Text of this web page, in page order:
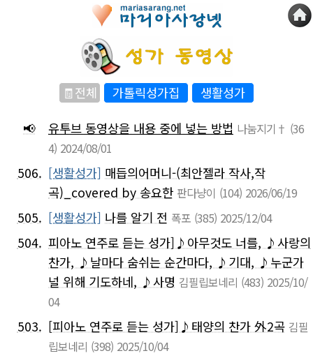
🧾전체 가톨릭성가집 생활성가
📢 유투브 동영상을 내용 중에 넣는 방법 나눔지기† (36
4) 2024/08/01
506. [생활성가] 매듭의어머니-(최안젤라 작사,작
곡)_covered by 송요한 판다냥이 (104) 2026/06/19
505. [생활성가] 나를 알기 전 폭포 (385) 2025/12/04
504. 피아노 연주로 듣는 성가]♪아무것도 너를, ♪사랑의
찬가, ♪날마다 숨쉬는 순간마다, ♪기대, ♪누군가
널 위해 기도하네, ♪사명 김필립보네리 (483) 2025/10/
04
503. [피아노 연주로 듣는 성가]♪태양의 찬가 外2곡 김필
립보네리 (398) 2025/10/04